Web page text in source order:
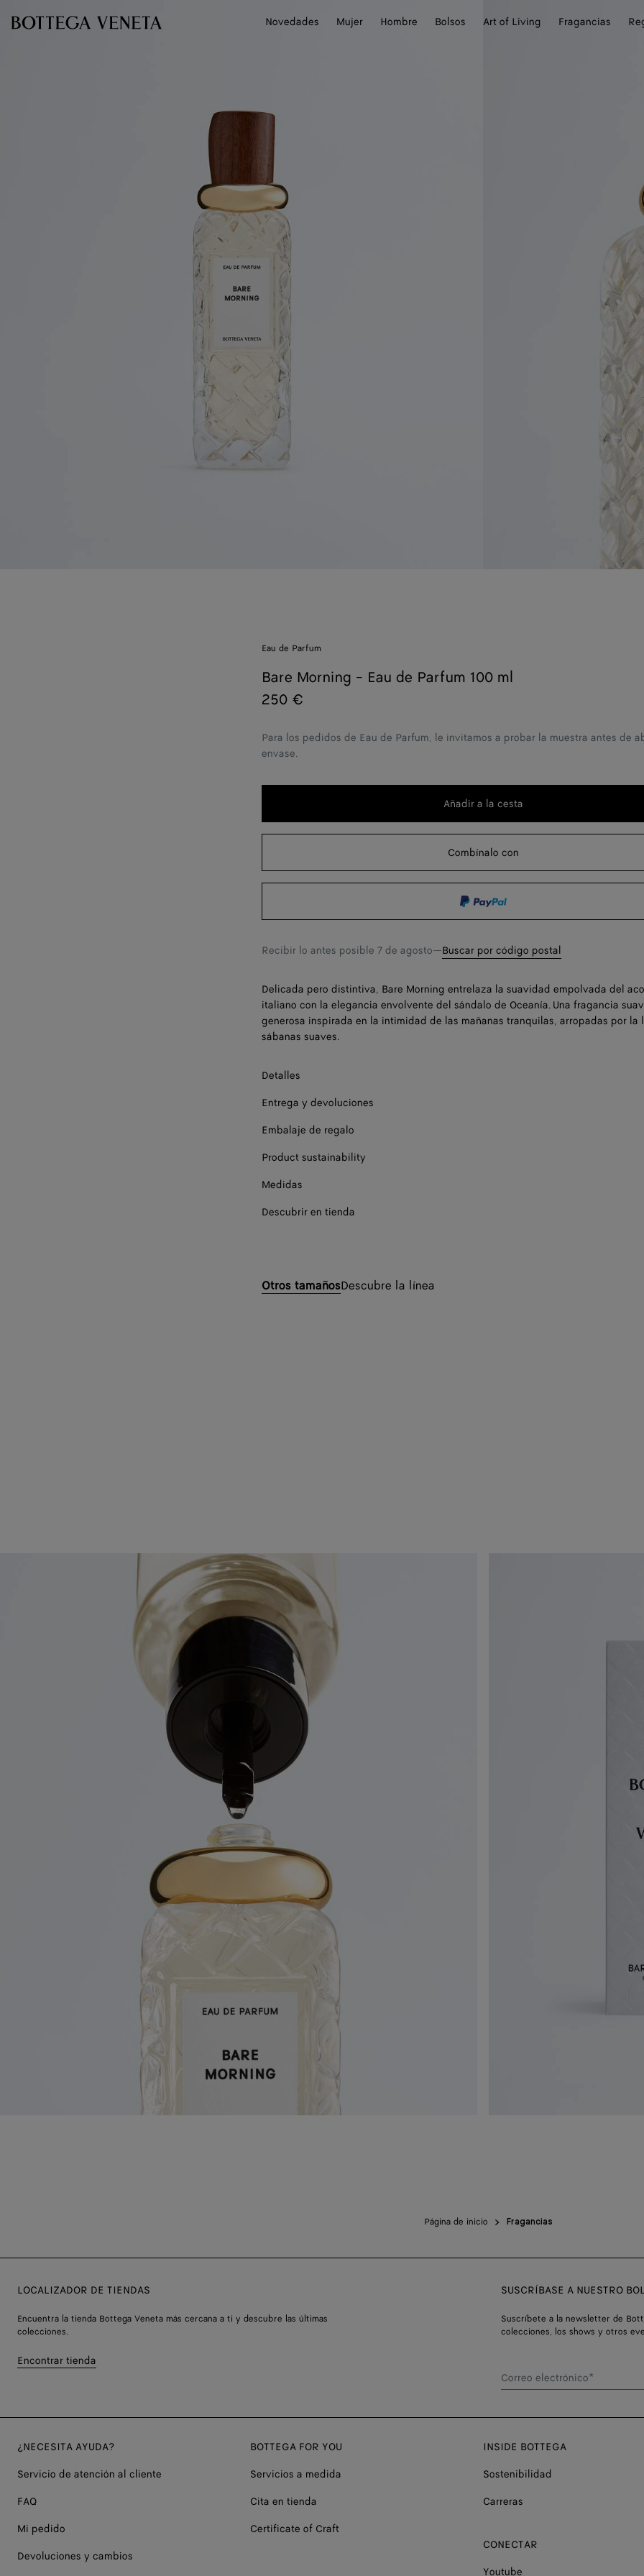
Novedades
Mujer Hombre Bolsos Art of Living Fragancias
Eau de Parfum
Bare Morning - Eau de Parfum 100 ml
250 €
Para los pedidos de Eau de Parfum, le invitamos a probar la muestra antes de
envase.
Añadir
cesta
Añadir a la cesta
Seleccione
Combínalo con
Recibir lo antes posible 7 de agosto—Buscar por código postal
Delicada pero distintiva, Bare Morning entrelaza la suavidad empolvada del
italiano con la elegancia envolvente del sándalo de Oceanía. Una fragancia
generosa inspirada en la intimidad de las mañanas tranquilas, arropadas por la
sábanas suaves.
Detalles
Entrega y devoluciones
Embalaje de regalo
Product sustainability
Medidas
Descubrir en tienda
Otros tamañosDescubre la línea
Página de inicio Fragancias
LOCALIZADOR DE TIENDAS
Encuentra la tienda Bottega Veneta más cercana a ti y descubre las últimas
colecciones.
Encontrar tienda
SUSCRÍBASE A NUESTRO
Suscríbete a la newsletter de
colecciones, los shows y otros
Correo electrónico*
¿NECESITA AYUDA?
Servicio de atención al cliente
FAQ
Mi pedido
Devoluciones y cambios
BOTTEGA FOR YOU
Servicios a medida
Cita en tienda
Certificate of Craft
INSIDE BOTTEGA
Sostenibilidad
Carreras
CONECTAR
Youtube